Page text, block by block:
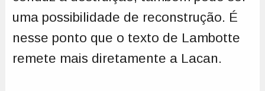
uma possibilidade de reconstrução. É
nesse ponto que o texto de Lambotte
remete mais diretamente a Lacan.